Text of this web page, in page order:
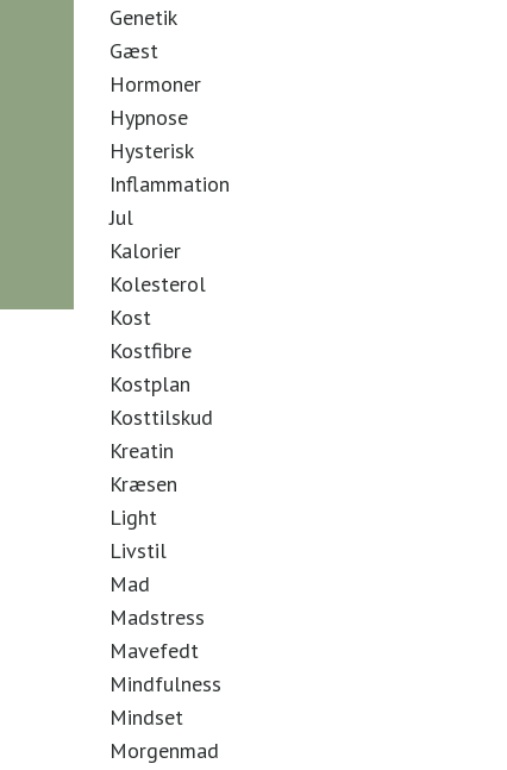
Genetik
Gæst
Hormoner
Hypnose
Hysterisk
Inflammation
Jul
Kalorier
Kolesterol
Kost
Kostfibre
Kostplan
Kosttilskud
Kreatin
Kræsen
Light
Livstil
Mad
Madstress
Mavefedt
Mindfulness
Mindset
Morgenmad